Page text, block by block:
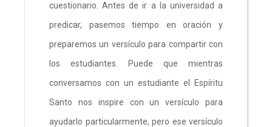
cuestionario. Antes de ir a la universidad a
predicar, pasemos tiempo en oración y
preparemos un versículo para compartir con
los estudiantes. Puede que mientras
conversamos con un estudiante el Espíritu
Santo nos inspire con un versículo para
ayudarlo particularmente, pero ese versículo